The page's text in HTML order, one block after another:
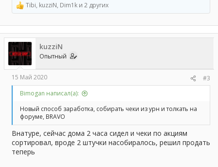
Р
е
а
к
ц
и
и
:
Tibi, kuzziN, Dim1k и 2 других
kuzziN
Опытный
15 Май 2020
#3
Bimogan написал(а):
Новый способ заработка, собирать чеки из урн и толкать на
форуме, BRAVO
Внатуре, сейчас дома 2 часа сидел и чеки по акциям
сортировал, вроде 2 штучки насобиралось, решил продать
теперь